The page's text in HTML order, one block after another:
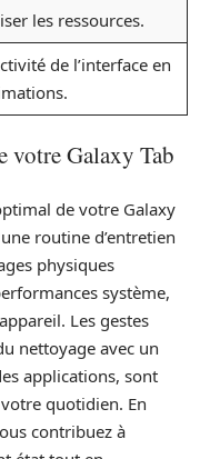
les ressources.
de l’interface en
votre Galaxy Tab
de votre Galaxy
routine d’entretien
physiques
système,
Les gestes
nettoyage avec un
applications, sont
quotidien. En
contribuez à